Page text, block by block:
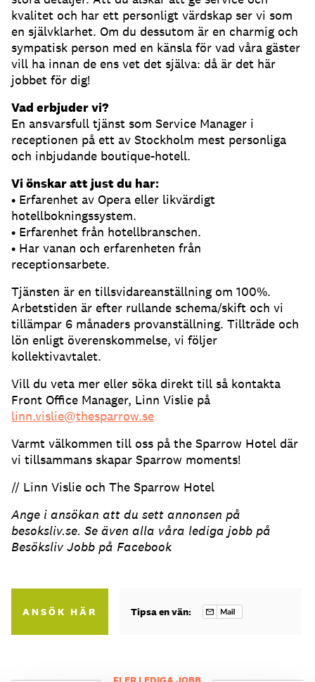
kvalitet och har ett personligt värdskap ser vi som
en självklarhet. Om du dessutom är en charmig och
sympatisk person med en känsla för vad våra gäster
vill ha innan de ens vet det själva: då är det här
jobbet för dig!
Vad erbjuder vi?
En ansvarsfull tjänst som Service Manager i
receptionen på ett av Stockholm mest personliga
och inbjudande boutique-hotell.
Vi önskar att just du har:
• Erfarenhet av Opera eller likvärdigt
hotellbokningssystem.
• Erfarenhet från hotellbranschen.
• Har vanan och erfarenheten från
receptionsarbete.
Tjänsten är en tillsvidareanställning om 100%.
Arbetstiden är efter rullande schema/skift och vi
tillämpar 6 månaders provanställning. Tillträde och
lön enligt överenskommelse, vi följer
kollektivavtalet.
Vill du veta mer eller söka direkt till så kontakta
Front Office Manager, Linn Vislie på
linn.vislie@thesparrow.se
Varmt välkommen till oss på the Sparrow Hotel där
vi tillsammans skapar Sparrow moments!
// Linn Vislie och The Sparrow Hotel
Ange i ansökan att du sett annonsen på
besoksliv.se. Se även alla våra lediga jobb på
Besöksliv Jobb på Facebook
ANSÖK HÄR Tipsa en vän: